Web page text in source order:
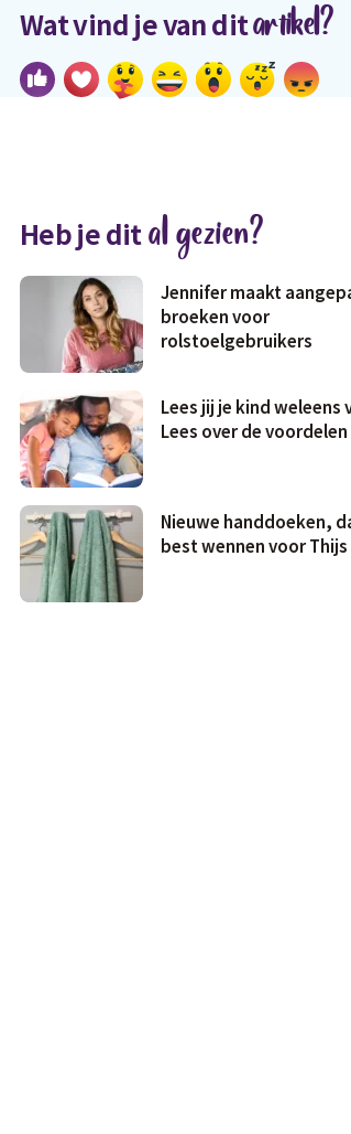
Wat vind je van ditartikel?
Heb je dital gezien?
Jennifer maakt
broeken voor
rolstoelgebruikers
Lees jij je kind weleens
Lees over de voordelen
Nieuwe handdoeken,
best wennen voor Thijs